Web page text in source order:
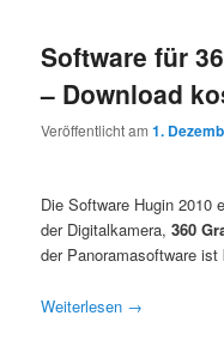
Software für
– Download
Veröffentlicht am1.
Die Software Hugin 2010
der Digitalkamera,360
der Panoramasoftware
Weiterlesen →